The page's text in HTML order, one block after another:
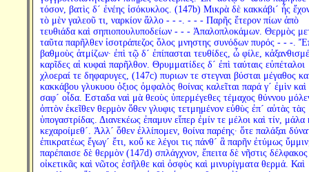
τόσον, βατὶς δ´ ἐνέης ἰσόκυκλος. (147b) Μικρὰ δὲ κακκάβι´ ἦς
τὸ μὲν γαλεοῦ τι, ναρκίον ἄλλο - - -. - - - Παρῆς ἕτερον πίων ἀπὸ
τευθιάδα καὶ σηπιοπουλυποδείων - - - Ἀπαλοπλοκάμων. Θερμὸς
ταῦτα παρῆλθεν ἰσοτράπεζος ὅλος μνηστης συνόδων πυρός - - -.
βαθμοὺς ἀτμίζων· ἐπὶ τῷ δ´ ἐπίπασται τευθίδες, ὦ φίλε,
καρῖδες αἱ κυφαὶ παρῆλθον. Θρυμματίδες δ´ ἐπὶ ταύταις εὐπέταλοι
χλοεραί τε δηφαρυγες, (147c) πυριων τε στεγναι βύσται μέγαθος
κακκάβου γλυκυου ὀξιος ὀμφαλὸς θοίνας καλεῖται παρά γ´ ἐμὶν καὶ
σαφ´ οἶδα. Εσταδα ναὶ μὰ θεοὺς ὑπερμέγεθες τέμαχος θύννου
ὀπτὸν ἐκεῖθεν θερμὸν ὅθεν γλυφις τετμημένον εὐθὺς ἐπ´ αὐτὰς τὰς
ὑπογαστρίδας. Διανεκέως ἐπαμυν εἴπερ ἐμίν τε μέλοι καὶ τίν, μάλα
κεχαροίμεθ´. Ἀλλ´ ὅθεν ἐλλίπομεν, θοίνα παρέης· ὅτε παλάξαι
ἐπικρατέως ἔγωγ´ ἔτι, κοὔ κε λέγοι τις πάνθ´ ἃ παρῆν ἐτύμως
παρέπαισε δὲ θερμὸν (147d) σπλάγχνον, ἔπειτα δὲ νῆστις δέλφακος
οἰκετικᾶς καὶ νῶτος ἐσῆλθε καὶ ὀσφὺς καὶ μινυρίγματα θερμά. Καὶ